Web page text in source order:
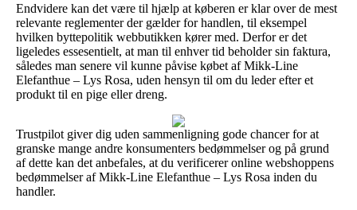
Endvidere kan det være til hjælp at køberen er klar over de mest
relevante reglementer der gælder for handlen, til eksempel
hvilken byttepolitik webbutikken kører med. Derfor er det
ligeledes essesentielt, at man til enhver tid beholder sin faktura,
således man senere vil kunne påvise købet af Mikk-Line
Elefanthue – Lys Rosa, uden hensyn til om du leder efter et
produkt til en pige eller dreng.
Trustpilot giver dig uden sammenligning gode chancer for at
granske mange andre konsumenters bedømmelser og på grund
af dette kan det anbefales, at du verificerer online webshoppens
bedømmelser af Mikk-Line Elefanthue – Lys Rosa inden du
handler.